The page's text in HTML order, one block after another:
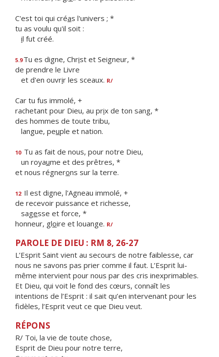
C'est toi qui créas l'univers ; *
tu as voulu qu'il soit :
il fut créé.
5.9 Tu es digne, Christ et Seigneur, *
de prendre le Livre
et d'en ouvrir les sceaux. R/
Car tu fus immolé, +
rachetant pour Dieu, au prix de ton sang, *
des hommes de toute tribu,
langue, peuple et nation.
10 Tu as fait de nous, pour notre Dieu,
un royaume et des prêtres, *
et nous régnerons sur la terre.
12 Il est digne, l'Agneau immolé, +
de recevoir puissance et richesse,
sagesse et force, *
honneur, gloire et louange. R/
PAROLE DE DIEU : RM 8, 26-27
L’Esprit Saint vient au secours de notre faiblesse, car
nous ne savons pas prier comme il faut. L’Esprit lui-
même intervient pour nous par des cris inexprimables.
Et Dieu, qui voit le fond des cœurs, connaît les
intentions de l’Esprit : il sait qu’en intervenant pour les
fidèles, l’Esprit veut ce que Dieu veut.
RÉPONS
R/ Toi, la vie de toute chose,
Esprit de Dieu pour notre terre,